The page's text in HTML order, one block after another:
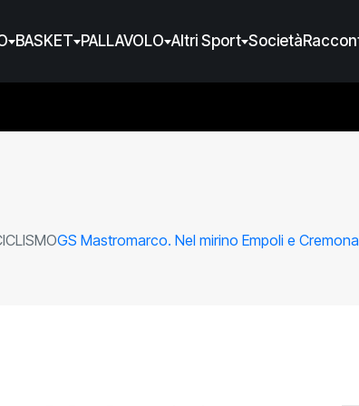
BASKET PALLAVOLO Altri Sport Società
GS Mastromarco. Nel mirino Empoli e Cremona